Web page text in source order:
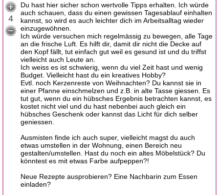
4
Du hast hier sicher schon wertvolle Tipps erhalten. Ich würde
auch schauen, dass du einen gewissen Tagesablauf einhalten
kannst, so wird es auch leichter dich im Arbeitsalltag wieder
einzugewöhnen.
Ich würde versuchen mich regelmässig zu bewegen, alle Tage
an die frische Luft. Es hilft dir, damit dir nicht die Decke auf
den Kopf fällt, tut einfach gut weil es gesund ist und du triffst
vielleicht auch Leute an.
Ich weiss es ist schwierig, wenn du viel Zeit hast und wenig
Budget. Vielleicht hast du ein kreatives Hobby?
Evtl. noch Kerzenreste von Weihnachten? Du kannst sie in
einer Pfanne einschmelzen und z.B. in alte Tasse giessen. Es
tut gut, wenn du ein hübsches Ergebnis betrachten kannst, es
kostet nicht viel und du hast nebenbei auch gleich ein
hübsches Geschenk oder kannst das Licht für dich selber
geniessen.
Ausmisten finde ich auch super, vielleicht magst du auch
etwas umstellen in der Wohnung, einen Bereich neu
gestalten/umstellen. Hast du noch ein altes Möbelstück? Du
könntest es mit etwas Farbe aufpeppen?!
Neue Rezepte ausprobieren? Eine Nachbarin zum Essen
einladen?